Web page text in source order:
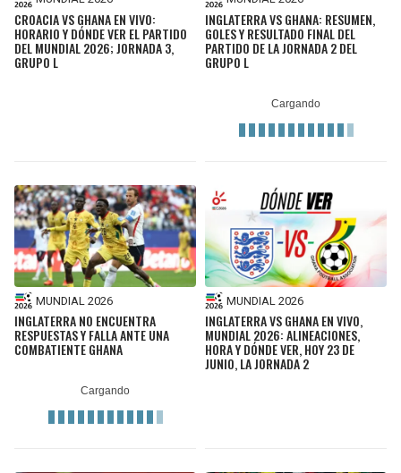
CROACIA VS GHANA EN VIVO:
HORARIO Y DÓNDE VER EL PARTIDO
DEL MUNDIAL 2026; JORNADA 3,
GRUPO L
INGLATERRA VS GHANA: RESUMEN,
GOLES Y RESULTADO FINAL DEL
PARTIDO DE LA JORNADA 2 DEL
GRUPO L
MUNDIAL 2026
INGLATERRA NO ENCUENTRA
RESPUESTAS Y FALLA ANTE UNA
COMBATIENTE GHANA
MUNDIAL 2026
INGLATERRA VS GHANA EN VIVO,
MUNDIAL 2026: ALINEACIONES,
HORA Y DÓNDE VER, HOY 23 DE
JUNIO, LA JORNADA 2